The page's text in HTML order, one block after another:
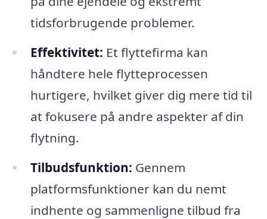
tidsforbrugende problemer.
Effektivitet: Et flyttefirma kan
håndtere hele flytteprocessen
hurtigere, hvilket giver dig mere tid til
at fokusere på andre aspekter af din
flytning.
Tilbudsfunktion: Gennem
platformsfunktioner kan du nemt
indhente og sammenligne tilbud fra